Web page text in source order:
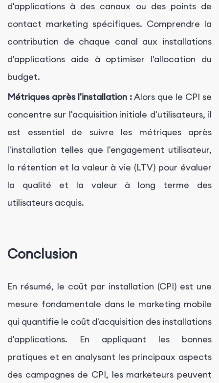
d'applications à des canaux ou des points de
contact marketing spécifiques. Comprendre la
contribution de chaque canal aux installations
d'applications aide à optimiser l'allocation du
budget.
Métriques après l'installation :Alors que le CPI se
concentre sur l'acquisition initiale d'utilisateurs, il
est essentiel de suivre les métriques après
l'installation telles que l'engagement utilisateur,
la rétention et la valeur à vie (LTV) pour évaluer
la qualité et la valeur à long terme des
utilisateurs acquis.
Conclusion
En résumé, le coût par installation (CPI) est une
mesure fondamentale dans le marketing mobile
qui quantifie le coût d'acquisition des installations
d'applications. En appliquant les bonnes
pratiques et en analysant les principaux aspects
des campagnes de CPI, les marketeurs peuvent